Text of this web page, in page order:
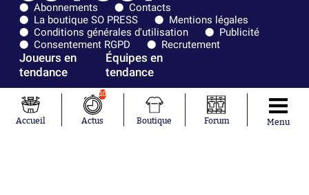
Abonnements
Contacts
La boutique SO PRESS
Mentions légales
Conditions générales d'utilisation
Publicité
Consentement RGPD
Recrutement
Joueurs en
tendance
Mohamed
Salah
Mykhailo
Équipes en
tendance
Chelsea
Paris Saint-
Germain
Accueil
10
Actus Boutique Forum Menu